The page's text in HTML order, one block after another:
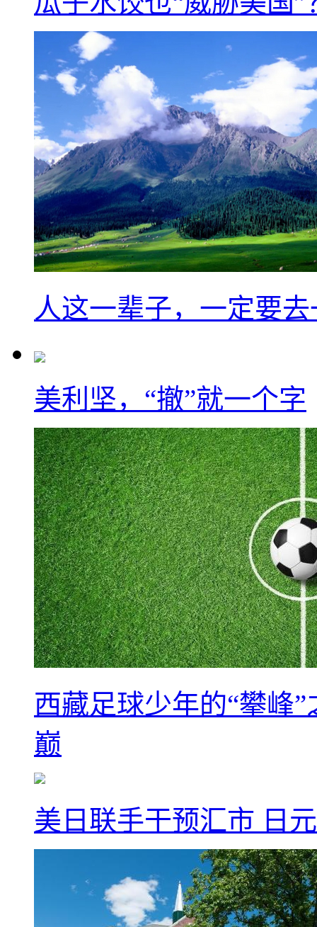
人这一辈子，一定要
美利坚，“撤”就一个字
西藏足球少年的“攀峰
巅
美日联手干预汇市 日